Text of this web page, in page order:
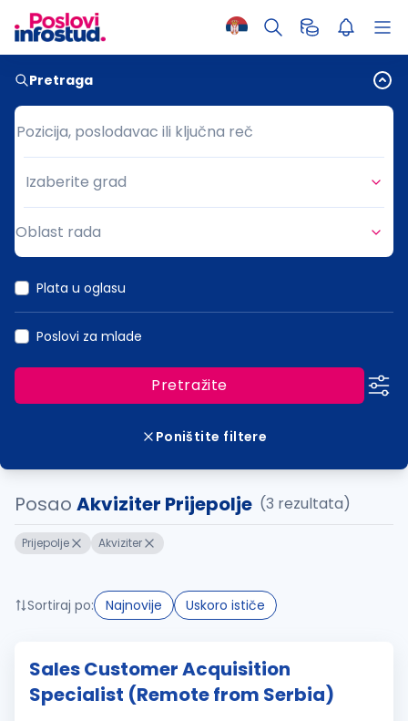
Pretraga
Pozicija, poslodavac ili ključna reč
Pozicija, poslodavac ili ključna reč
Grad
Izaberite grad
Oblast rada
Plata u oglasu
Poslovi za mlade
Pretražite
Poništite filtere
Posao Akviziter Prijepolje (3 rezultata)
Prijepolje Akviziter
Sortiraj po: Najnovije Uskoro ističe
Sales Customer Acquisition
Specialist (Remote from Serbia)